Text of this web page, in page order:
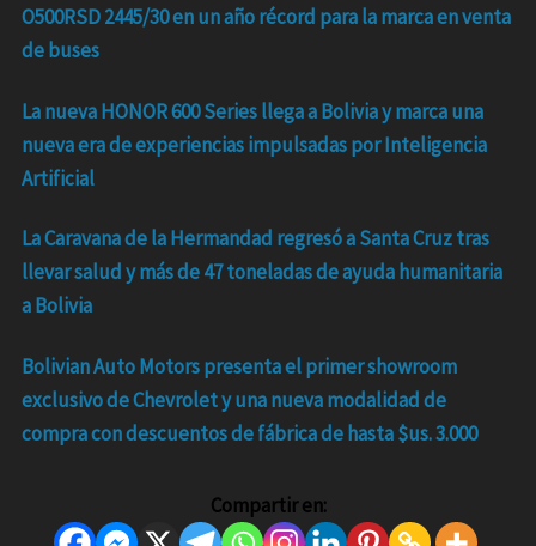
O500RSD 2445/30 en un año récord para la marca en venta
de buses
La nueva HONOR 600 Series llega a Bolivia y marca una
nueva era de experiencias impulsadas por Inteligencia
Artificial
La Caravana de la Hermandad regresó a Santa Cruz tras
llevar salud y más de 47 toneladas de ayuda humanitaria
a Bolivia
Bolivian Auto Motors presenta el primer showroom
exclusivo de Chevrolet y una nueva modalidad de
compra con descuentos de fábrica de hasta $us. 3.000
Compartir en: